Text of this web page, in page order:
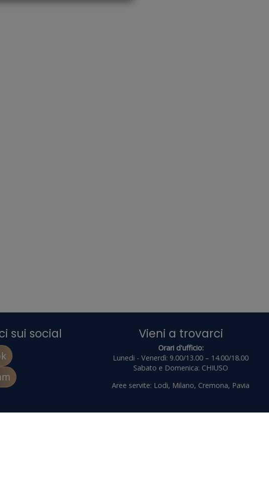
Orari d'ufficio:
Lunedi - Venerdì: 9.00/13.00 – 14.00/18.00
Sabato e Domenica: CHIUSO
Aree servite: Lodi, Milano, Cremona, Pavia